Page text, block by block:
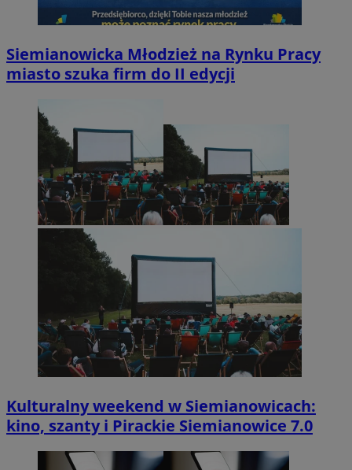
Siemianowicka Młodzież na Rynku Pracy
miasto szuka firm do II edycji
Kulturalny weekend w Siemianowicach:
kino, szanty i Pirackie Siemianowice 7.0